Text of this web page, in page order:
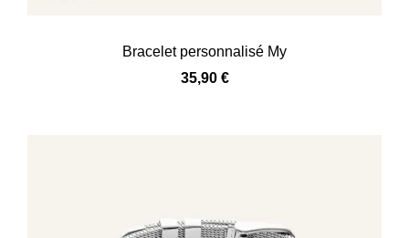
Bracelet personnalisé My
35,90 €